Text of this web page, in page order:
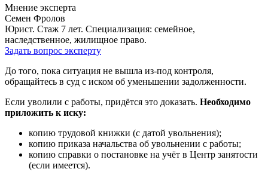
Мнение эксперта
Семен Фролов
Юрист. Стаж 7 лет. Специализация: семейное,
наследственное, жилищное право.
Задать вопрос эксперту
До того, пока ситуация не вышла из-под контроля,
обращайтесь в суд с иском об уменьшении задолженности.
Если уволили с работы, придётся это доказать. Необходимо
приложить к иску:
копию трудовой книжки (с датой увольнения);
копию приказа начальства об увольнении с работы;
копию справки о постановке на учёт в Центр занятости
(если имеется).